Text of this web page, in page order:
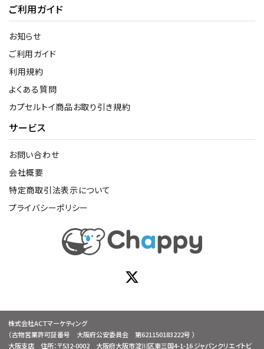
ご利用ガイド
お知らせ
ご利用ガイド
利用規約
よくある質問
カプセルトイ商品お取り引き規約
サービス
お問い合わせ
会社概要
特定商取引法表示について
プライバシーポリシー
株式会社ACTマーケティング
（古物営業許可証番号 大阪府公安委員会 第621150183222号 ）
大阪支店 住所：〒532-0002 大阪府大阪市淀川区東三国4-1-16 ジャパンクリエイトビ